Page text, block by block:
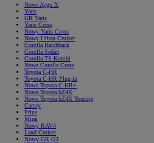
Nowe Aygo X
Yaris
GR Yaris
Yaris Cross
Nowy Yaris Cross
Nowy Urban Cruiser
Corolla Hatchback
Corolla Sedan
Corolla TS Kombi
Nowa Corolla Cross
Toyota C-HR
Toyota C-HR Plug-in
Nowa Toyota C-HR+
Nowa Toyota bZ4X
Nowa Toyota bZ4X Touring
Camry
Prius
Mirai
Nowy RAV4
Land Cruiser
Nowy GR GT